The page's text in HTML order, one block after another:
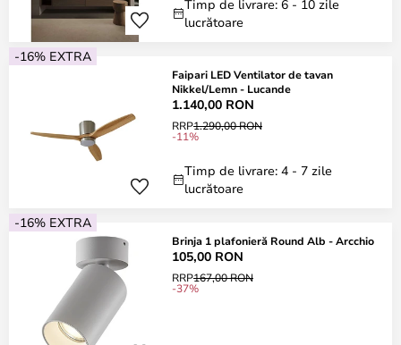
Timp de livrare: 6 - 10 zile
lucrătoare
-16% EXTRA
Faipari LED Ventilator de tavan
Nikkel/Lemn - Lucande
1.140,00 RON
RRP1.290,00 RON
-11%
Timp de livrare: 4 - 7 zile
lucrătoare
-16% EXTRA
Brinja 1 plafonieră Round Alb - Arcchio
105,00 RON
RRP167,00 RON
-37%